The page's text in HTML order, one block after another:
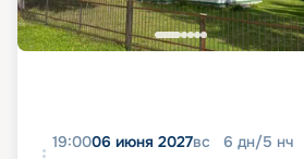
19:0006 июня 2027вс 6 дн/5 нч